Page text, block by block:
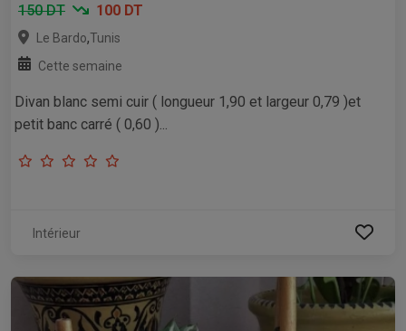
150 DT
100 DT
Le Bardo,Tunis
Cette semaine
Divan blanc semi cuir ( longueur 1,90 et largeur 0,79 )et
petit banc carré ( 0,60 )...
Intérieur